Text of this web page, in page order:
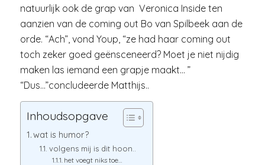
natuurlijk ook de grap van Veronica Inside ten
aanzien van de coming out Bo van Spilbeek aan de
orde. “Ach”, vond Youp, “ze had haar coming out
toch zeker goed geënsceneerd? Moet je niet nijdig
maken las iemand een grapje maakt… ”
“Dus…”concludeerde Matthijs..
Inhoudsopgave
wat is humor?
volgens mij is dit hoon..
het voegt niks toe…